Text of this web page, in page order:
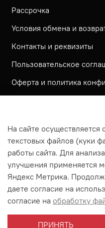
Рассрочка
Условия обмена и
Контакты и реквизиты
Пользовательское
Оферта и политика
Согласие посетителя
персональных данных
На сайте используется
МЕТРИКА
На сайте применяются
Согласие на получение
На сайте
текстовых файлов (куки
работы сайта. Для
улучшения применяется
Яндекс Метрика.
даете согласие на
согласие на обработку
ПРИНЯТЬ